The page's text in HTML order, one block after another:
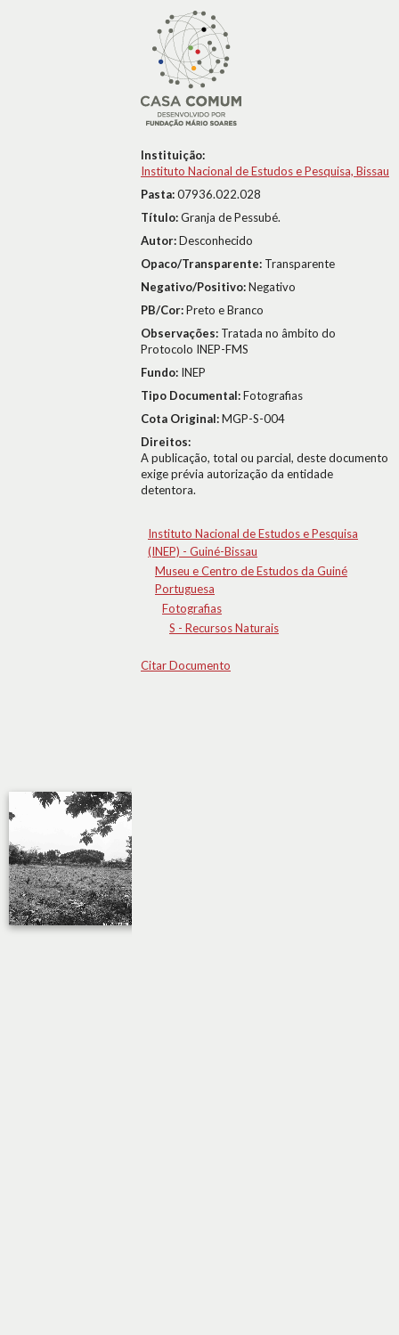
Instituição:
Instituto Nacional de Estudos e Pesquisa, Bissau
Pasta:07936.022.028
Título:Granja de Pessubé.
Autor:Desconhecido
Opaco/Transparente: Transparente
Negativo/Positivo:Negativo
PB/Cor:Preto e Branco
Observações: Tratada no âmbito do
Protocolo INEP-FMS
Fundo: INEP
Tipo Documental:Fotografias
Cota Original:MGP-S-004
Direitos:
A publicação, total ou parcial, deste documento
exige prévia autorização da entidade
detentora.
Instituto Nacional de Estudos e Pesquisa
(INEP) - Guiné-Bissau
Museu e Centro de Estudos da Guiné
Portuguesa
Fotografias
S - Recursos Naturais
Citar Documento